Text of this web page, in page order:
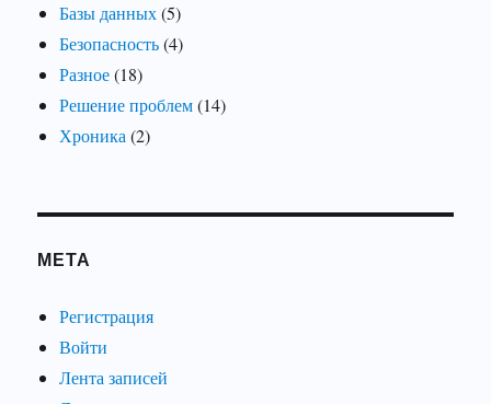
Базы данных(5)
Безопасность(4)
Разное(18)
Решение проблем(14)
Хроника (2)
МЕТА
Регистрация
Войти
Лента записей